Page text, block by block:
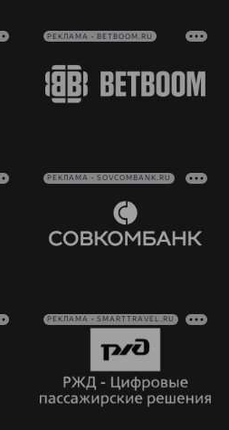
РЕКЛАМА • BETBOOM.RU
РЕКЛАМА • SOVCOMBANK.RU
РЕКЛАМА • SMARTTRAVEL.RU